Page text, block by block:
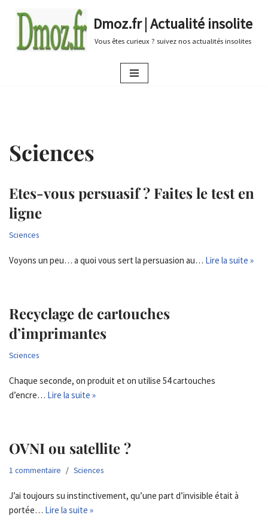
au
Dmoz.fr | Actualité insolite
Vous êtes curieux ? suivez nos actualités insolites
Sciences
Etes-vous persuasif ? Faites le test en
ligne
Sciences
Voyons un peu… a quoi vous sert la persuasion au… Lire la suite »
Recyclage de cartouches
d’imprimantes
Sciences
Chaque seconde, on produit et on utilise 54 cartouches
d’encre… Lire la suite »
OVNI ou satellite ?
1 commentaire Sciences
J’ai toujours su instinctivement, qu’une part d’invisible était à
portée… Lire la suite »